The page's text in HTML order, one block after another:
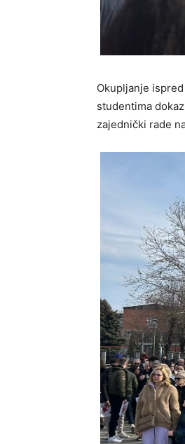
Okupljanje
studentima
zajednički rade